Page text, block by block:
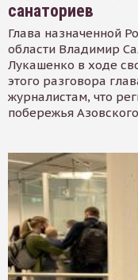
санаториев
Глава назначенной
области Владимир
Лукашенко в ходе
этого разговора
журналистам, что
побережья